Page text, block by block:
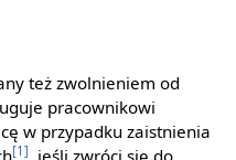
też zwolnieniem od
pracownikowi
w przypadku zaistnienia
[1]